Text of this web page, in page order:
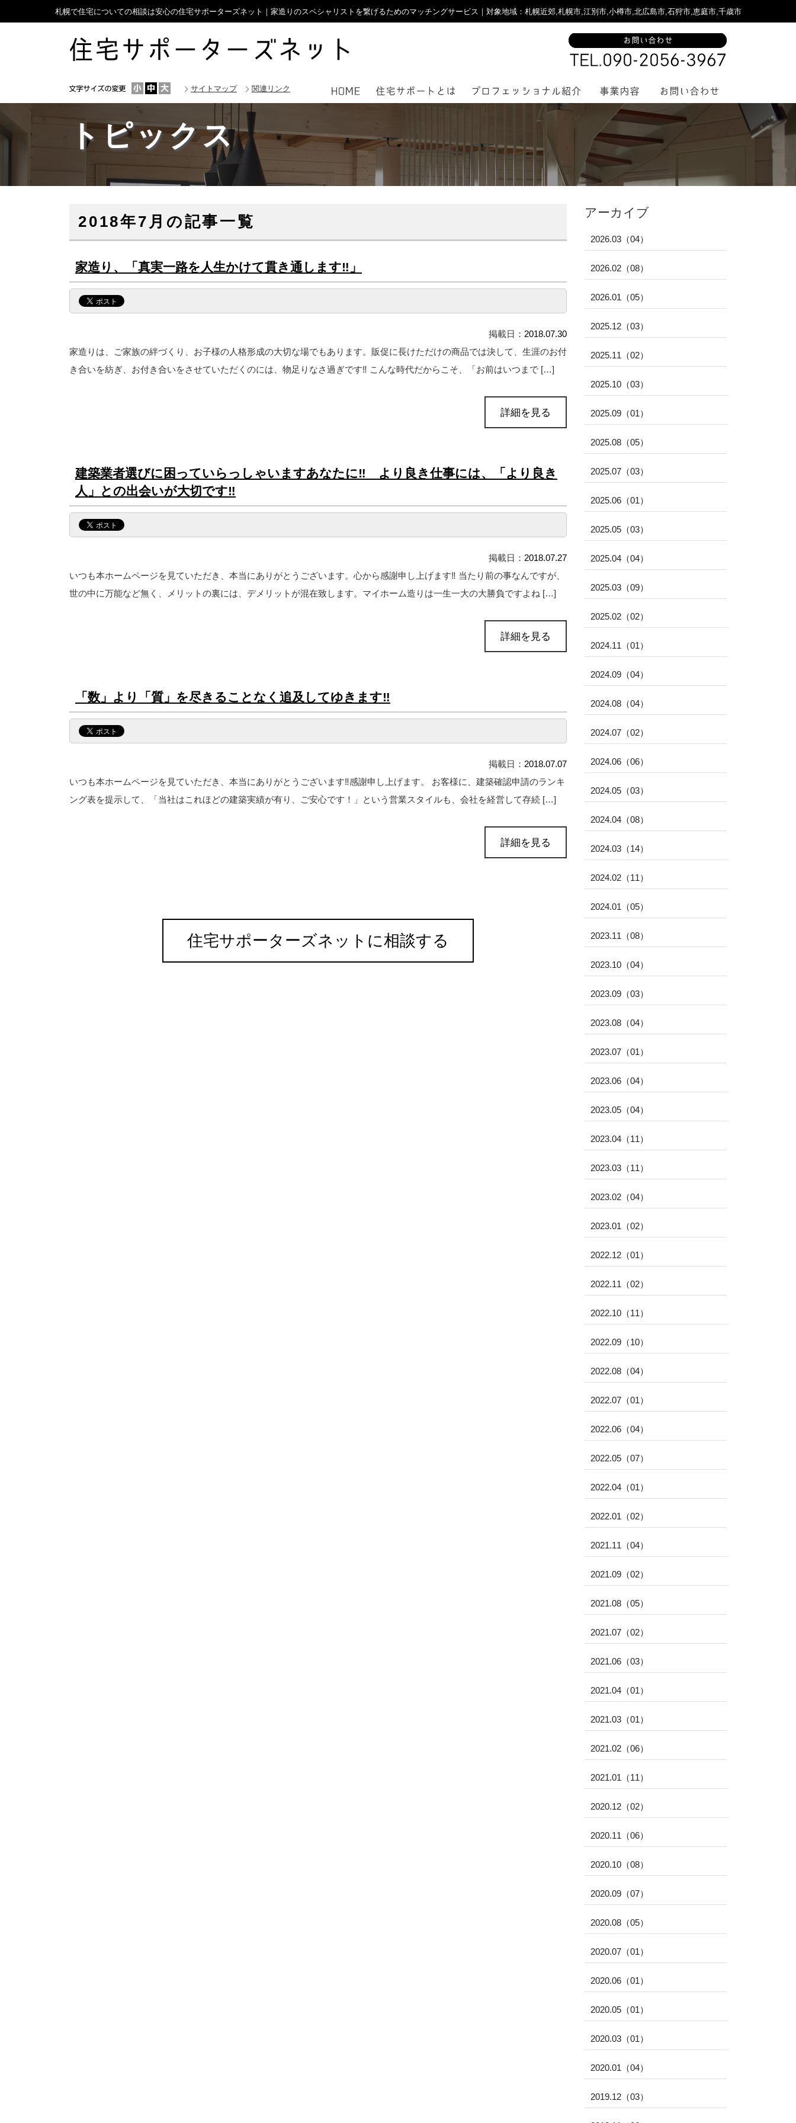
札幌で住宅についての相談は安心の住宅サポーターズネット｜家造りのスペシャリストを繋げるためのマッチングサービス｜対象地域：札幌近郊,札幌市,江別市,小樽市,北広島市,石狩市,恵庭市,千歳市
サイトマップ 関連リンク
トピックス
2018年7月の記事一覧
家造り、「真実一路を人生かけて貫き通します‼」
掲載日： 2018.07.30
家造りは、ご家族の絆づくり、お子様の人格形成の大切な場でもあります。販促に長けただけの商品では決して、生涯のお付
き合いを紡ぎ、お付き合いをさせていただくのには、物足りなさ過ぎです‼ こんな時代だからこそ、「お前はいつまで […]
詳細を見る
建築業者選びに困っていらっしゃいますあなたに‼ より良き仕事には、「より良き
人」との出会いが大切です‼
掲載日： 2018.07.27
いつも本ホームページを見ていただき、本当にありがとうございます。心から感謝申し上げます‼ 当たり前の事なんですが、
世の中に万能など無く、メリットの裏には、デメリットが混在致します。マイホーム造りは一生一大の大勝負ですよね […]
詳細を見る
「数」より「質」を尽きることなく追及してゆきます‼
掲載日： 2018.07.07
いつも本ホームページを見ていただき、本当にありがとうございます‼感謝申し上げます。 お客様に、建築確認申請のランキ
ング表を提示して、「当社はこれほどの建築実績が有り、ご安心です！」という営業スタイルも、会社を経営して存続 […]
詳細を見る
住宅サポーターズネットに相談する
アーカイブ
2026.03（04）
2026.02（08）
2026.01（05）
2025.12（03）
2025.11（02）
2025.10（03）
2025.09（01）
2025.08（05）
2025.07（03）
2025.06（01）
2025.05（03）
2025.04（04）
2025.03（09）
2025.02（02）
2024.11（01）
2024.09（04）
2024.08（04）
2024.07（02）
2024.06（06）
2024.05（03）
2024.04（08）
2024.03（14）
2024.02（11）
2024.01（05）
2023.11（08）
2023.10（04）
2023.09（03）
2023.08（04）
2023.07（01）
2023.06（04）
2023.05（04）
2023.04（11）
2023.03（11）
2023.02（04）
2023.01（02）
2022.12（01）
2022.11（02）
2022.10（11）
2022.09（10）
2022.08（04）
2022.07（01）
2022.06（04）
2022.05（07）
2022.04（01）
2022.01（02）
2021.11（04）
2021.09（02）
2021.08（05）
2021.07（02）
2021.06（03）
2021.04（01）
2021.03（01）
2021.02（06）
2021.01（11）
2020.12（02）
2020.11（06）
2020.10（08）
2020.09（07）
2020.08（05）
2020.07（01）
2020.06（01）
2020.05（01）
2020.03（01）
2020.01（04）
2019.12（03）